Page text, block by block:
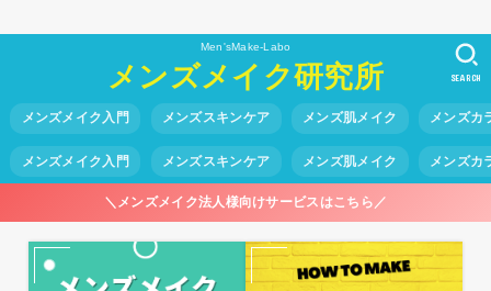
Men'sMake-Labo
メンズメイク研究所
メンズメイク入門 メンズスキンケア メンズ肌メイク メンズカ
メンズメイク入門 メンズスキンケア メンズ肌メイク メンズカ
SEARCH
＼メンズメイク法人様向けサービスはこちら／